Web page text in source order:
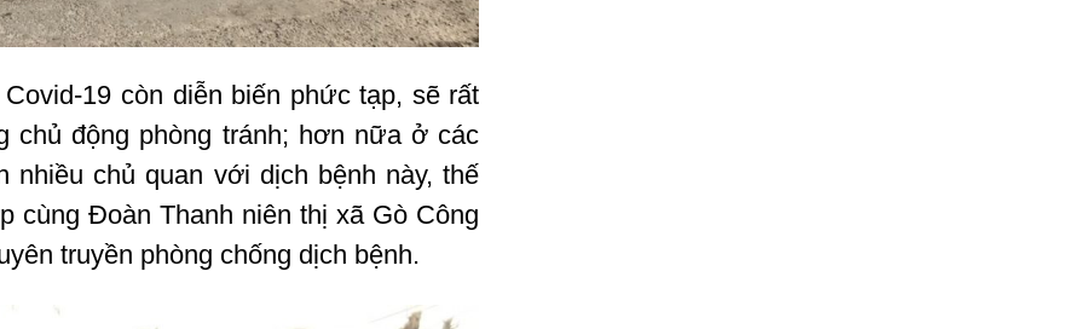
19 còn diễn biến phức tạp, sẽ rất
chủ động phòng tránh; hơn nữa ở các
nhiều chủ quan với dịch bệnh này, thế
cùng Đoàn Thanh niên thị xã Gò Công
truyền phòng chống dịch bệnh.